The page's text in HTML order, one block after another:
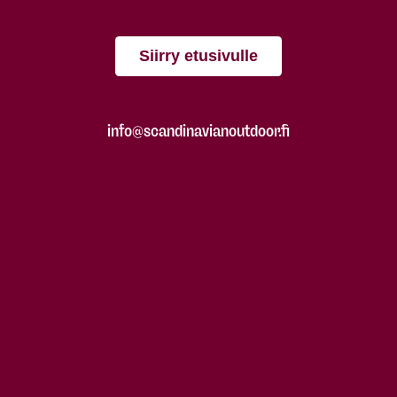
Siirry etusivulle
info@scandinavianoutdoor.fi